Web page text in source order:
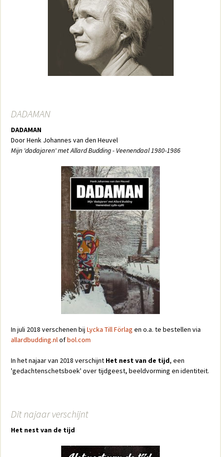
DADAMAN
DADAMAN
Door Henk Johannes van den Heuvel
Mijn 'dadajaren' met Allard Budding - Veenendaal 1980-1986
In juli 2018 verschenen bij Lycka Till Förlag en o.a. te bestellen via
allardbudding.nlofbol.com
In het najaar van 2018 verschijnt Het nest van de tijd, een
'gedachtenschetsboek' over tijdgeest, beeldvorming en identiteit.
Dit najaar verschijnt
Het nest van de tijd